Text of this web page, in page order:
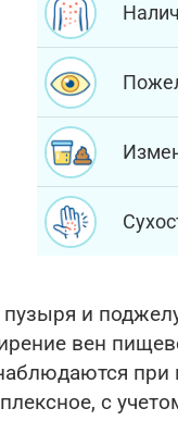
и
вен
с